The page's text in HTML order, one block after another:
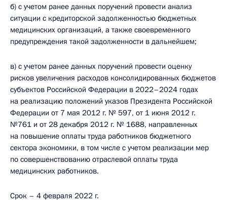
б) с учетом ранее данных поручений провести анализ
ситуации с кредиторской задолженностью бюджетных
медицинских организаций, а также своевременного
предупреждения такой задолженности в дальнейшем;
в) с учетом ранее данных поручений провести оценку
рисков увеличения расходов консолидированных бюджетов
субъектов Российской Федерации в 2022–2024 годах
на реализацию положений указов Президента Российской
Федерации от 7 мая 2012 г. № 597, от 1 июня 2012 г.
№761 и от 28 декабря 2012 г. № 1688, направленных
на повышение оплаты труда работников бюджетного
сектора экономики, в том числе с учетом реализации мер
по совершенствованию отраслевой оплаты труда
медицинских работников.
Срок – 4 февраля 2022 г.